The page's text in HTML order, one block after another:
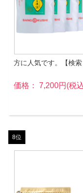
方に人気です。【検
価格： 7,200円(税
8位